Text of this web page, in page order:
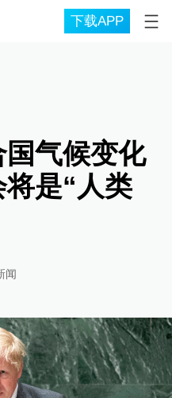
下载APP
气候变化
是“人类
闻